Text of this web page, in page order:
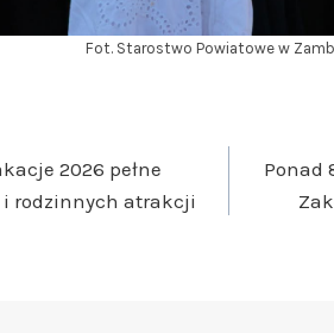
Fot. Starostwo Powiatowe w
2026 pełne
i rodzinnych atrakcji
Ponad